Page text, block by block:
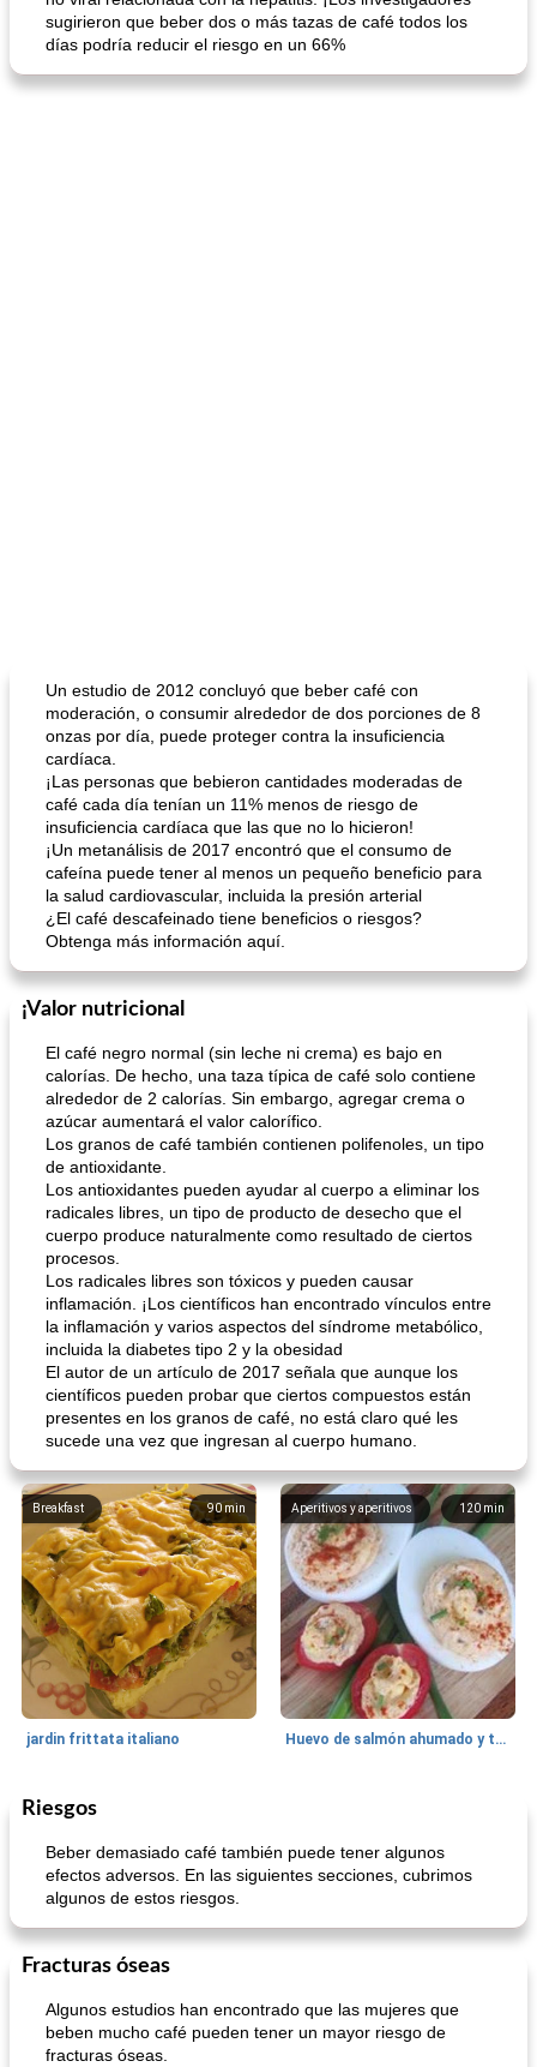
sugirieron que beber dos o más tazas de café todos los
días podría reducir el riesgo en un 66%
Un estudio de 2012 concluyó que beber café con
moderación, o consumir alrededor de dos porciones de 8
onzas por día, puede proteger contra la insuficiencia
cardíaca.
¡Las personas que bebieron cantidades moderadas de
café cada día tenían un 11% menos de riesgo de
insuficiencia cardíaca que las que no lo hicieron!
¡Un metanálisis de 2017 encontró que el consumo de
cafeína puede tener al menos un pequeño beneficio para
la salud cardiovascular, incluida la presión arterial
¿El café descafeinado tiene beneficios o riesgos?
Obtenga más información aquí.
¡Valor nutricional
El café negro normal (sin leche ni crema) es bajo en
calorías. De hecho, una taza típica de café solo contiene
alrededor de 2 calorías. Sin embargo, agregar crema o
azúcar aumentará el valor calorífico.
Los granos de café también contienen polifenoles, un tipo
de antioxidante.
Los antioxidantes pueden ayudar al cuerpo a eliminar los
radicales libres, un tipo de producto de desecho que el
cuerpo produce naturalmente como resultado de ciertos
procesos.
Los radicales libres son tóxicos y pueden causar
inflamación. ¡Los científicos han encontrado vínculos entre
la inflamación y varios aspectos del síndrome metabólico,
incluida la diabetes tipo 2 y la obesidad
El autor de un artículo de 2017 señala que aunque los
científicos pueden probar que ciertos compuestos están
presentes en los granos de café, no está claro qué les
sucede una vez que ingresan al cuerpo humano.
90 min
Breakfast
jardin frittata italiano
120 min
Aperitivos y aperitivos
Huevo de salmón ahumado y tomates rellenos.
Bebidas
Batido de leche de caramelo de mantequilla (alcohólico)
Riesgos
Beber demasiado café también puede tener algunos
efectos adversos. En las siguientes secciones, cubrimos
algunos de estos riesgos.
Fracturas óseas
Algunos estudios han encontrado que las mujeres que
beben mucho café pueden tener un mayor riesgo de
fracturas óseas.